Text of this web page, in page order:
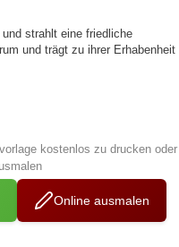
strahlt eine friedliche
und trägt zu ihrer Erhabenheit
kostenlos zu drucken oder
Online ausmalen